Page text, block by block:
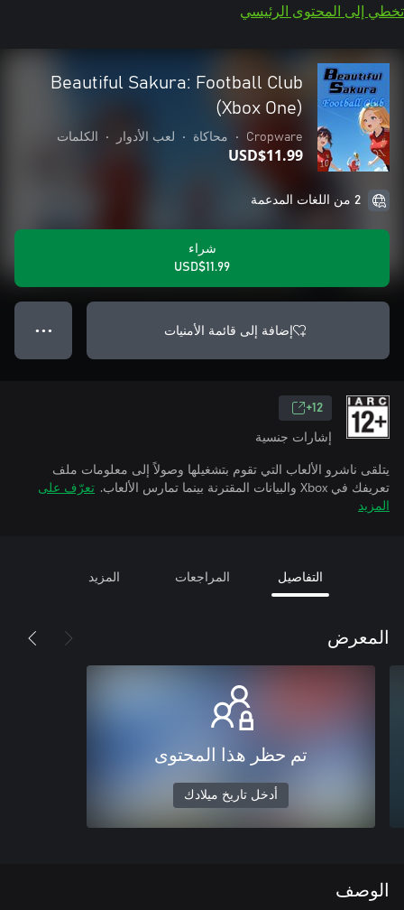
تخطي إلى المحتوى الرئيسي
Beautiful Sakura: Football Club
(Xbox One)
Cropware
• محاكاة • لعب الأدوار • الكلمات
USD$11.99
2 من اللغات المدعمة
شراء
USD$11.99
إضافة إلى قائمة الأمنيات ● ● ●
12+
إشارات جنسية
يتلقى ناشرو الألعاب التي تقوم بتشغيلها وصولاً إلى معلومات ملف
تعريفك في Xbox والبيانات المقترنة بينما تمارس الألعاب.
تعرّف على
المزيد
التفاصيل المراجعات المزيد
المعرض
تم حظر هذا المحتوى
أدخل تاريخ ميلادك
الوصف